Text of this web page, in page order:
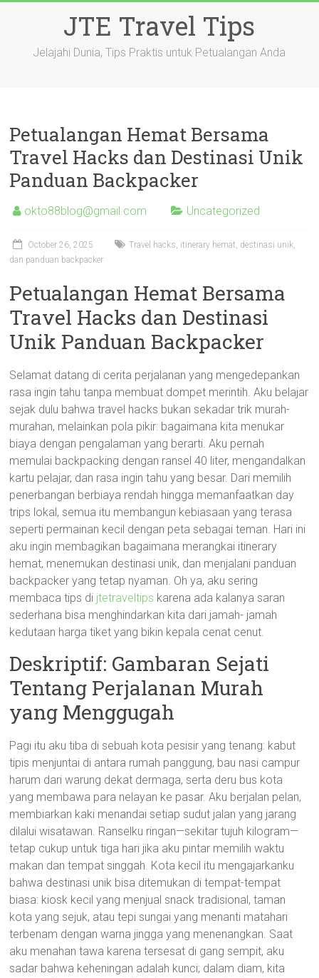
JTE Travel Tips
Jelajahi Dunia, Tips Praktis untuk Petualangan Anda
Petualangan Hemat Bersama
Travel Hacks dan Destinasi Unik
Panduan Backpacker
okto88blog@gmail.com Uncategorized
October 26, 2025
Travel hacks, itinerary hemat, destinasi unik,
dan panduan backpacker
Petualangan Hemat Bersama
Travel Hacks dan Destinasi
Unik Panduan Backpacker
Selamat datang di cerita perjalanan yang mengedepankan
rasa ingin tahu tanpa membuat dompet merintih. Aku belajar
sejak dulu bahwa travel hacks bukan sekadar trik murah-
murahan, melainkan pola pikir: bagaimana kita menukar
biaya dengan pengalaman yang berarti. Aku pernah
memulai backpacking dengan ransel 40 liter, mengandalkan
kartu pelajar, dan rasa ingin tahu yang besar. Dari memilih
penerbangan berbiaya rendah hingga memanfaatkan day
trips lokal, semua itu membangun kebiasaan yang terasa
seperti permainan kecil dengan peta sebagai teman. Hari ini
aku ingin membagikan bagaimana merangkai itinerary
hemat, menemukan destinasi unik, dan menjalani panduan
backpacker yang tetap nyaman. Oh ya, aku sering
membaca tips di jtetraveltips karena ada kalanya saran
sederhana bisa menghindarkan kita dari jamah- jamah
kedutaan harga tiket yang bikin kepala cenat cenut.
Deskriptif: Gambaran Sejati
Tentang Perjalanan Murah
yang Menggugah
Pagi itu aku tiba di sebuah kota pesisir yang tenang: kabut
tipis menjuntai di antara rumah panggung, bau nasi campur
harum dari warung dekat dermaga, serta deru bus kota
yang membawa para nelayan ke pasar. Aku berjalan pelan,
membiarkan kaki menandai setiap sudut jalan yang jarang
dilalui wisatawan. Ranselku ringan—sekitar tujuh kilogram—
tetap cukup untuk tiga hari jika aku pintar memilih waktu
makan dan tempat singgah. Kota kecil itu mengajarkanku
bahwa destinasi unik bisa ditemukan di tempat-tempat
biasa: kiosk kecil yang menjual snack tradisional, taman
kota yang sejuk, atau tepi sungai yang menanti matahari
terbenam dengan warna jingga yang menenangkan. Saat
aku menahan tawa karena tersesat di gang sempit, aku
sadar bahwa keheningan adalah kunci; dalam diam, kita